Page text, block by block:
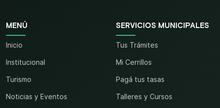
MENÚ
Inicio
Institucional
Turismo
Noticias y Eventos
SERVICIOS MUNICIPALES
Tus Trámites
Mi Cerrillos
Pagá tus tasas
Talleres y Cursos